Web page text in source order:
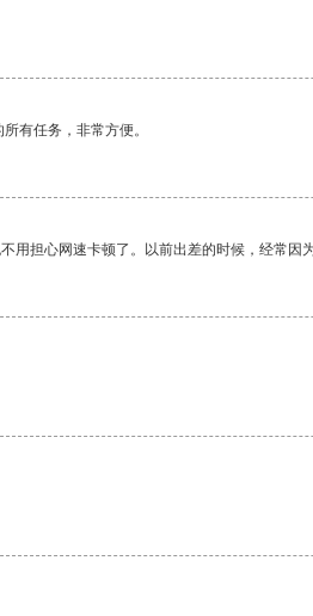
有任务，非常方便。
担心网速卡顿了。以前出差的时候，经常因